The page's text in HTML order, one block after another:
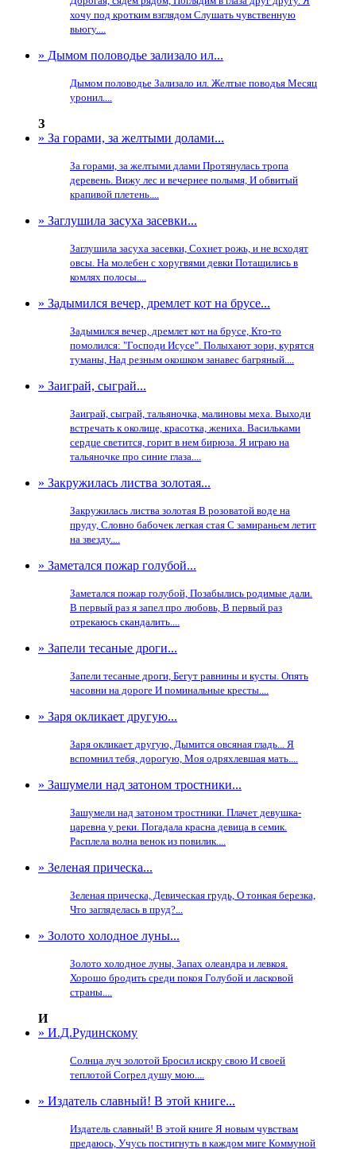
хочу под кротким взглядом Слушать чувственную
вьюгу....
» Дымом половодье зализало ил...
Дымом половодье Зализало ил. Желтые поводья Месяц
уронил....
З
» За горами, за желтыми долами...
За горами, за желтыми длами Протянулась тропа
деревень. Вижу лес и вечернее полымя, И обвитый
крапивой плетень....
» Заглушила засуха засевки...
Заглушила засуха засевки, Сохнет рожь, и не всходят
овсы. На молебен с хоругвями девки Потащились в
комлях полосы....
» Задымился вечер, дремлет кот на брусе...
Задымился вечер, дремлет кот на брусе, Кто-то
помолился: "Господи Исусе". Полыхают зори, курятся
туманы, Над резным окошком занавес багряный....
» Заиграй, сыграй...
Заиграй, сыграй, тальяночка, малиновы меха. Выходи
встречать к околице, красотка, жениха. Васильками
сердце светится, горит в нем бирюза. Я играю на
тальяночке про синие глаза....
» Закружилась листва золотая...
Закружилась листва золотая В розоватой воде на
пруду, Словно бабочек легкая стая С замираньем летит
на звезду....
» Заметался пожар голубой...
Заметался пожар голубой, Позабылись родимые дали.
В первый раз я запел про любовь, В первый раз
отрекаюсь скандалить....
» Запели тесаные дроги...
Запели тесаные дроги, Бегут равнины и кусты. Опять
часовни на дороге И поминальные кресты....
» Заря окликает другую...
Заря окликает другую, Дымится овсяная гладь... Я
вспомнил тебя, дорогую, Моя одряхлевшая мать....
» Зашумели над затоном тростники...
Зашумели над затоном тростники. Плачет девушка-
царевна у реки. Погадала красна девица в семик.
Расплела волна венок из повилик....
» Зеленая прическа...
Зеленая прическа, Девическая грудь, О тонкая березка,
Что загляделась в пруд?...
» Золото холодное луны...
Золото холодное луны, Запах олеандра и левкоя.
Хорошо бродить среди покоя Голубой и ласковой
страны....
И
» И.Д.Рудинскому
Солнца луч золотой Бросил искру свою И своей
теплотой Согрел душу мою....
» Издатель славный! В этой книге...
Издатель славный! В этой книге Я новым чувствам
предаюсь, Учусь постигнуть в каждом миге Коммуной